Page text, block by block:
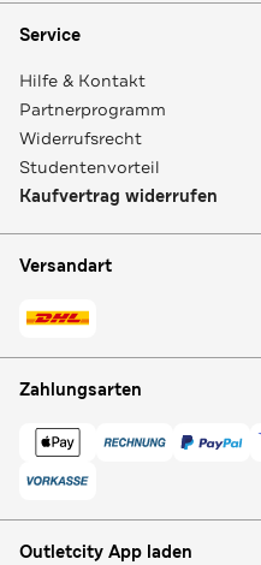
Service
Hilfe & Kontakt
Partnerprogramm
Widerrufsrecht
Studentenvorteil
Kaufvertrag widerrufen
Versandart
Zahlungsarten
Outletcity App laden